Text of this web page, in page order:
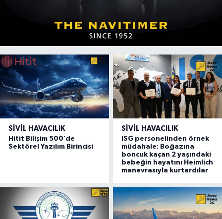
SIVIL HAVACILIK
Hitit Bilişim 500’de
Sektörel Yazılım Birincisi
SIVIL HAVACILIK
ISG personelinden örnek
müdahale: Boğazına
boncuk kaçan 2 yaşındaki
bebeğin hayatını Heimlich
manevrasıyla kurtardılar